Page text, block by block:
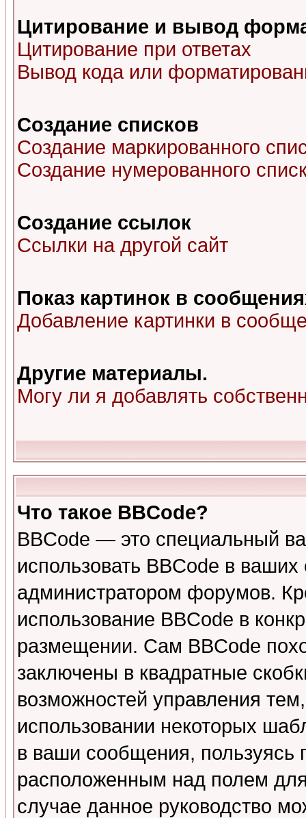
Цитирование и вывод
Цитирование при ответах
Вывод кода или
Создание списков
Создание маркированного
Создание нумерованного
Создание ссылок
Ссылки на другой сайт
Показ картинок в
Добавление картинки в
Другие материалы.
Могу ли я добавлять
Что такое BBCode?
BBCode — это специальный
использовать BBCode в
администратором форумов.
использование BBCode в
размещении. Сам BBCode
заключены в квадратные
возможностей управления
использовании некоторых
в ваши сообщения,
расположенным над полем
случае данное руководство